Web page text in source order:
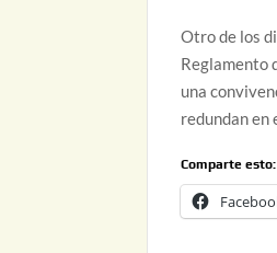
Otro de los
Reglamento
una
redundan en
Comparte esto: